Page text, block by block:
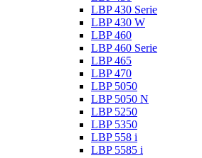
LBP 430 Serie
LBP 430 W
LBP 460
LBP 460 Serie
LBP 465
LBP 470
LBP 5050
LBP 5050 N
LBP 5250
LBP 5350
LBP 558 i
LBP 5585 i